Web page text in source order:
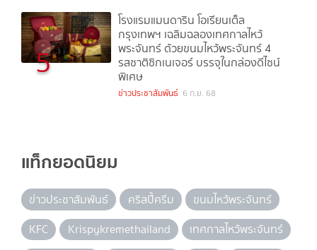
5
โรงแรมแมนดาริน โอเรียนเต็ล
กรุงเทพฯ เฉลิมฉลองเทศกาลไหว้
พระจันทร์ ด้วยขนมไหว้พระจันทร์ 4
รสชาติซิกเนเจอร์ บรรจุในกล่องดีไซน์
พิเศษ
ข่าวประชาสัมพันธ์ 6 ก.ย. 68
แท็กยอดนิยม
ข่าวประชาสัมพันธ์ คริสปี้ครีม
ขนมไหว้พระจันทร์
KFC
Krispykremethailand
เทศกาลไหว้พระจันทร์